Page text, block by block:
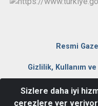
Resmi
Gizlilik, Kullanım
Kılıçarslan Caddesi
Sizlere daha iyi
çerezlere yer